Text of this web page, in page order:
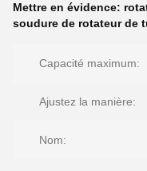
Mettre en évidence:
soudure de rotateur de
Capacité maximum:
Ajustez la manière:
Nom: